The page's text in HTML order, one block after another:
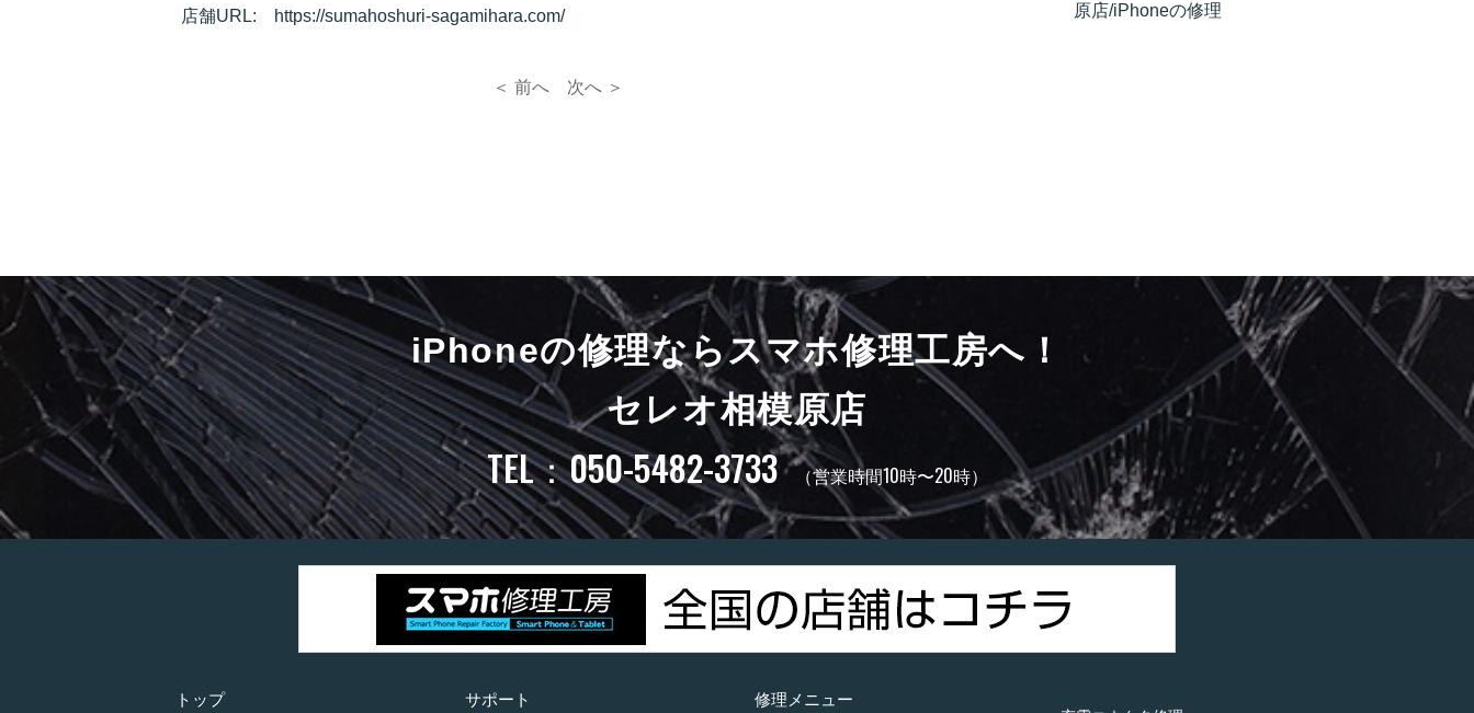
店舗URL: https://sumahoshuri-sagamihara.com/
＜ 前へ 次へ ＞
原店/iPhoneの修理
iPhoneの修理ならスマホ修理工房へ！
セレオ相模原店
TEL：050-5482-3733 （営業時間10時〜20時）
トップ サポート 修理メニュー